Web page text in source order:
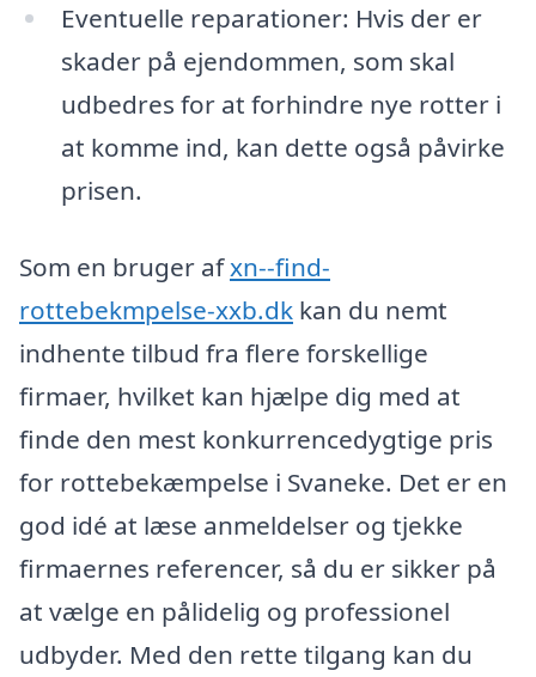
Eventuelle reparationer: Hvis der er
skader på ejendommen, som skal
udbedres for at forhindre nye rotter i
at komme ind, kan dette også påvirke
prisen.
Som en bruger afxn--find-
rottebekmpelse-xxb.dk kan du nemt
indhente tilbud fra flere forskellige
firmaer, hvilket kan hjælpe dig med at
finde den mest konkurrencedygtige pris
for rottebekæmpelse i Svaneke. Det er en
god idé at læse anmeldelser og tjekke
firmaernes referencer, så du er sikker på
at vælge en pålidelig og professionel
udbyder. Med den rette tilgang kan du